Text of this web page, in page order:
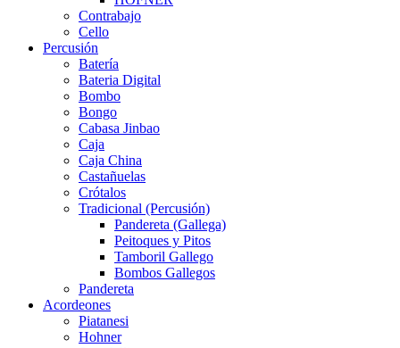
Contrabajo
Cello
Percusión
Batería
Bateria Digital
Bombo
Bongo
Cabasa Jinbao
Caja
Caja China
Castañuelas
Crótalos
Tradicional (Percusión)
Pandereta (Gallega)
Peitoques y Pitos
Tamboril Gallego
Bombos Gallegos
Pandereta
Acordeones
Piatanesi
Hohner